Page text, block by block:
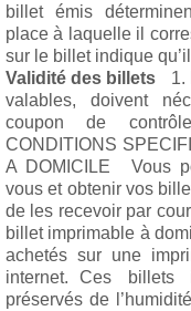
billet émis
place à laquelle il
sur le billet indique
Validité des billets
1.
valables, doivent
coupon de
CONDITIONS
A DOMICILE Vous
vous et obtenir vos
de les recevoir par
billet imprimable à
achetés sur une
internet. Ces
préservés de